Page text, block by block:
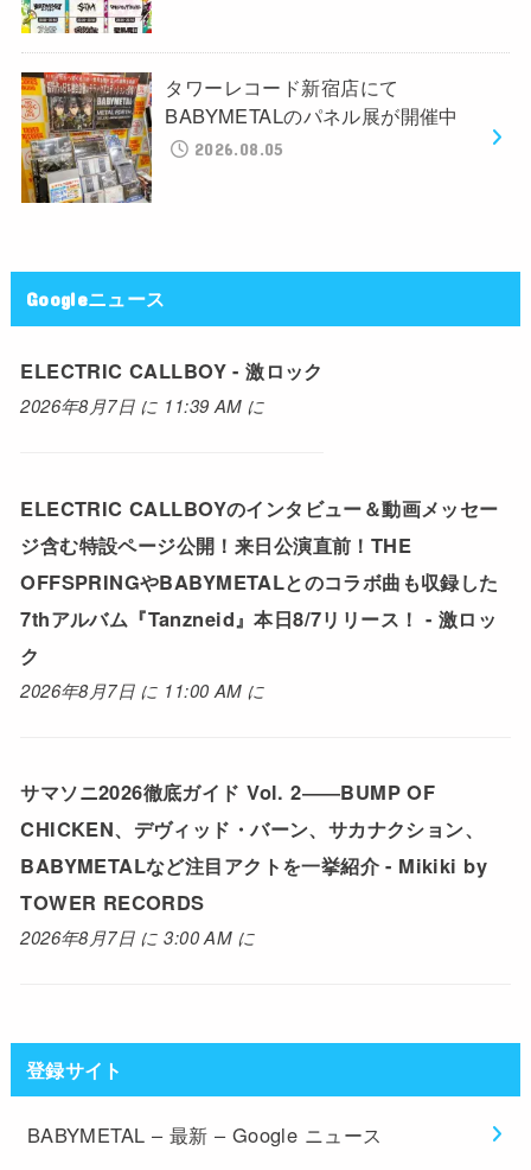
タワーレコード新宿店にて
BABYMETALのパネル展が開催中
2026.08.05
Googleニュース
ELECTRIC CALLBOY - 激ロック
2026年8月7日 に 11:39 AM に
ELECTRIC CALLBOYのインタビュー＆動画メッセー
ジ含む特設ページ公開！来日公演直前！THE
OFFSPRINGやBABYMETALとのコラボ曲も収録した
7thアルバム『Tanzneid』本日8/7リリース！ - 激ロッ
ク
2026年8月7日 に 11:00 AM に
サマソニ2026徹底ガイド Vol. 2――BUMP OF
CHICKEN、デヴィッド・バーン、サカナクション、
BABYMETALなど注目アクトを一挙紹介 - Mikiki by
TOWER RECORDS
2026年8月7日 に 3:00 AM に
登録サイト
BABYMETAL – 最新 – Google ニュース